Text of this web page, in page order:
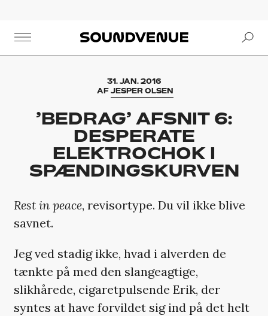
Soundvenue
31. JAN. 2016
AFJESPER OLSEN
’BEDRAG’ AFSNIT 6:
DESPERATE
ELEKTROCHOK I
SPÆNDINGSKURVEN
Rest in peace, revisortype. Du vil ikke blive
savnet.
Jeg ved stadig ikke, hvad i alverden de
tænkte på med den slangeagtige,
slikhårede, cigaretpulsende Erik, der
syntes at have forvildet sig ind på det helt